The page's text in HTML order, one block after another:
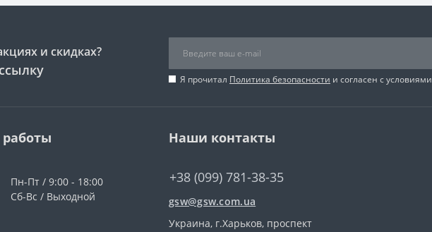
и скидках?
Я прочитал Политика безопасности и согласен с условиями
Пн-Пт / 9:00 - 18:00
Сб-Вс / Выходной
Наши контакты
+38 (099) 781-38-35
gsw@gsw.com.ua
Украина, г.Харьков, проспект